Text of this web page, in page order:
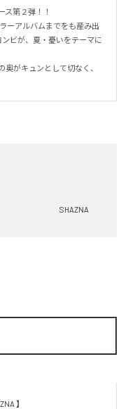
ス第２弾！！
ーアルバムまでをも産み出
ンビが、夏・憂いをテーマに
がキュンとして切なく、
SHAZNA
】